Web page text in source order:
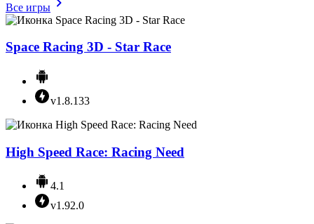
Все игры
Space Racing 3D - Star Race
v1.8.133
High Speed Race: Racing Need
4.1
v1.92.0